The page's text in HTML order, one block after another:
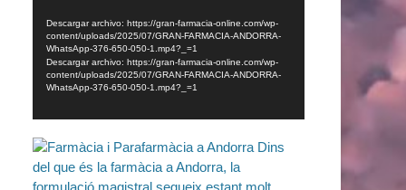
Descargar archivo: https://gran-farmacia-online.com/wp-
content/uploads/2025/07/GRAN-FARMACIA-ANDORRA-
WhatsApp-376-650-050-1.mp4?_=1
Descargar archivo: https://gran-farmacia-online.com/wp-
content/uploads/2025/07/GRAN-FARMACIA-ANDORRA-
WhatsApp-376-650-050-1.mp4?_=1